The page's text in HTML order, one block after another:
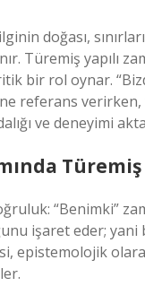
doğası,
Türemiş yapılı
bir rol oynar.
referans verirken,
ve deneyimi
“Benimki”
işaret eder; yani
epistemolojik